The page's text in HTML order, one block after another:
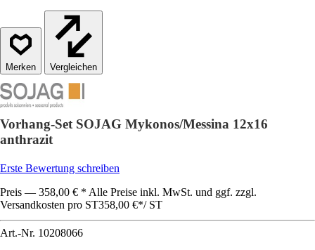
Vergleichen
Vorhang-Set SOJAG Mykonos/Messina 12x16
anthrazit
Erste Bewertung schreiben
Preis — 358,00 € * Alle Preise inkl. MwSt. und ggf. zzgl.
Versandkosten pro ST358,00 €*/ ST
Art.-Nr. 10208066